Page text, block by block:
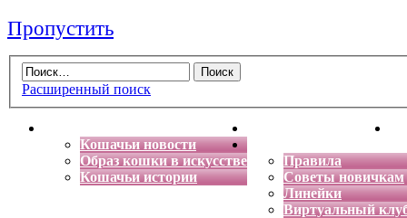
Пропустить
Расширенный поиск
Кошачьи новости
Образ кошки в искусстве
Кошачьи истории
Энциклопедия кошек
Правила
Советы новичкам
Линейки
Виртуальный